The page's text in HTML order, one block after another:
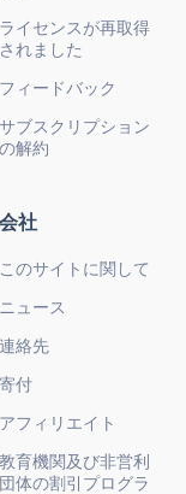
ライセンスが再取得
されました
フィードバック
サブスクリプション
の解約
会社
このサイトに関して
ニュース
連絡先
寄付
アフィリエイト
教育機関及び非営利
団体の割引プログラ